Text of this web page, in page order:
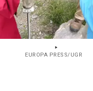
EUROPA PRESS/UGR